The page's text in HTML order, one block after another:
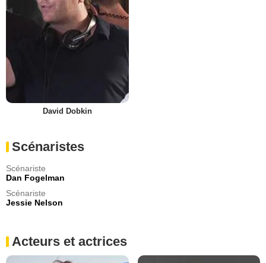
David Dobkin
Scénaristes
Scénariste
Dan Fogelman
Scénariste
Jessie Nelson
Acteurs et actrices